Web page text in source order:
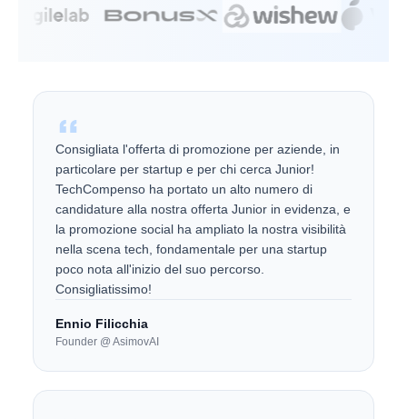
Consigliata l'offerta di promozione per aziende, in
particolare per startup e per chi cerca Junior!
TechCompenso ha portato un alto numero di
candidature alla nostra offerta Junior in evidenza, e
la promozione social ha ampliato la nostra visibilità
nella scena tech, fondamentale per una startup
poco nota all'inizio del suo percorso.
Consigliatissimo!
Ennio Filicchia
Founder @ AsimovAI